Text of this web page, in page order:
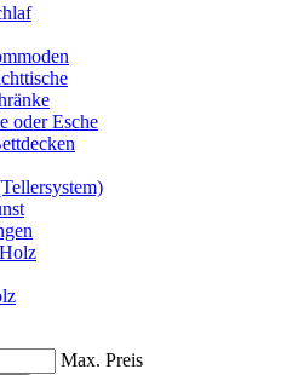
oder Esche
Max. Preis